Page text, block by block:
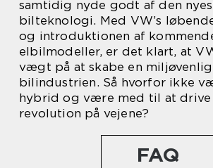
samtidig nyde godt af den
bilteknologi. Med VW’s
og introduktionen af
elbilmodeller, er det klart, at
vægt på at skabe en
bilindustrien. Så hvorfor ikke
hybrid og være med til at drive
revolution på vejene?
FAQ